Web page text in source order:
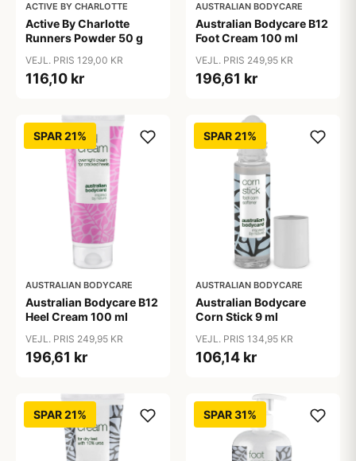
ACTIVE BY CHARLOTTE
Active By Charlotte
Runners Powder 50 g
VEJL. PRIS 129,00 KR
116,10 kr
AUSTRALIAN BODYCARE
Australian Bodycare B12
Foot Cream 100 ml
VEJL. PRIS 249,95 KR
196,61 kr
SPAR 21%
AUSTRALIAN BODYCARE
Australian Bodycare B12
Heel Cream 100 ml
VEJL. PRIS 249,95 KR
196,61 kr
SPAR 21%
AUSTRALIAN BODYCARE
Australian Bodycare
Corn Stick 9 ml
VEJL. PRIS 134,95 KR
106,14 kr
SPAR 21% SPAR 31%